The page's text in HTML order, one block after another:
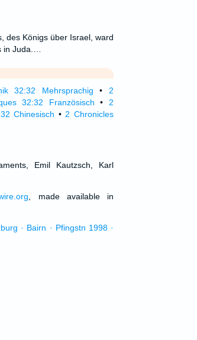
des Königs über Israel, ward
in Juda.…
32:32 Mehrsprachig • 2
32:32 Französisch • 2
Chinesisch • 2 Chronicles
Emil Kautzsch, Karl
, made available in
· Bairn · Pfingstn 1998 ·